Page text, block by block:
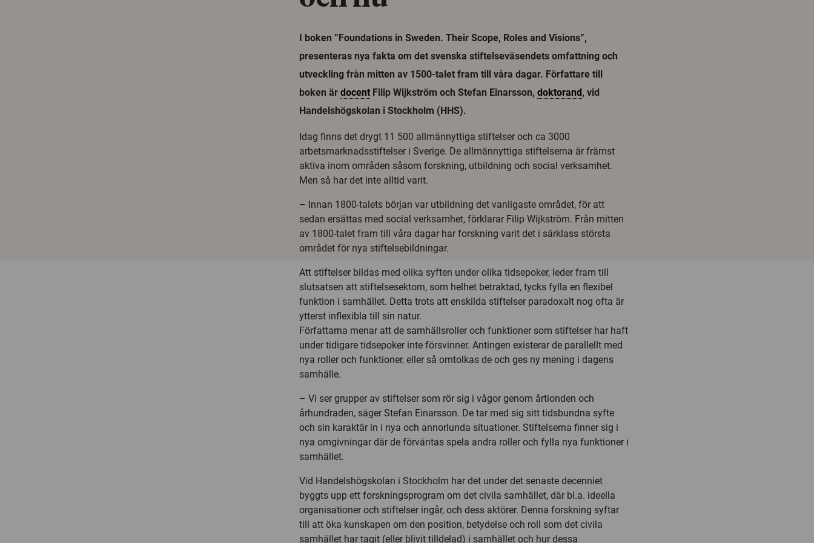
I boken ”Foundations in Sweden. Their Scope, Roles and Visions”,
presenteras nya fakta om det svenska stiftelseväsendets omfattning och
utveckling från mitten av 1500-talet fram till våra dagar. Författare till
boken är docent Filip Wijkström och Stefan Einarsson, doktorand, vid
Handelshögskolan i Stockholm (HHS).
Idag finns det drygt 11 500 allmännyttiga stiftelser och ca 3000
arbetsmarknadsstiftelser i Sverige. De allmännyttiga stiftelserna är främst
aktiva inom områden såsom forskning, utbildning och social verksamhet.
Men så har det inte alltid varit.
– Innan 1800-talets början var utbildning det vanligaste området, för att
sedan ersättas med social verksamhet, förklarar Filip Wijkström. Från mitten
av 1800-talet fram till våra dagar har forskning varit det i särklass största
området för nya stiftelsebildningar.
Att stiftelser bildas med olika syften under olika tidsepoker, leder fram till
slutsatsen att stiftelsesektorn, som helhet betraktad, tycks fylla en flexibel
funktion i samhället. Detta trots att enskilda stiftelser paradoxalt nog ofta är
ytterst inflexibla till sin natur.
Författarna menar att de samhällsroller och funktioner som stiftelser har haft
under tidigare tidsepoker inte försvinner. Antingen existerar de parallellt med
nya roller och funktioner, eller så omtolkas de och ges ny mening i dagens
samhälle.
– Vi ser grupper av stiftelser som rör sig i vågor genom årtionden och
århundraden, säger Stefan Einarsson. De tar med sig sitt tidsbundna syfte
och sin karaktär in i nya och annorlunda situationer. Stiftelserna finner sig i
nya omgivningar där de förväntas spela andra roller och fylla nya funktioner i
samhället.
Vid Handelshögskolan i Stockholm har det under det senaste decenniet
byggts upp ett forskningsprogram om det civila samhället, där bl.a. ideella
organisationer och stiftelser ingår, och dess aktörer. Denna forskning syftar
till att öka kunskapen om den position, betydelse och roll som det civila
samhället har tagit (eller blivit tilldelad) i samhället och hur dessa